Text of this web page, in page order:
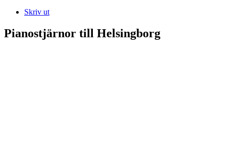
Skriv ut
Pianostjärnor till Helsingborg